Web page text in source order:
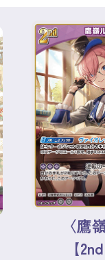
〈鷹
【